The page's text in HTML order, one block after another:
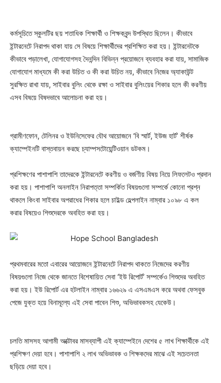
কর্মসূচিতে স্কুলটির ছয় শতাধিক শিক্ষার্থী ও শিক্ষকবৃন্দ উপস্থিত ছিলেন। কীভাবে
ইন্টারনেটে নিরাপদ থাকা যায় সে বিষয়ে শিক্ষার্থীদের প্রশিক্ষিত করা হয়। ইন্টারনেটকে
কীভাবে পড়ালেখা, যোগাযোগসহ দৈনন্দিন বিভিন্ন প্রয়োজনে ব্যবহার করা যায়, সামাজিক
যোগাযোগ মাধ্যমে কী করা উচিত ও কী করা উচিত নয়, কীভাবে নিজের অ্যাকাউন্ট
সুরক্ষিত রাখা যায়, সাইবার বুলিং থেকে রক্ষা ও সাইবার বুলিংয়ের শিকার হলে কী করণীয়
এসব বিষয়ে বিষদভাবে আলোচনা করা হয়।
গ্রামীণফোন, টেলিনর ও ইউনিসেফের যৌথ আয়োজনে ‘বি স্মার্ট, ইউজ হার্ট’ শীর্ষক
ক্যাম্পেইনটি বাস্তবায়ন করছে চ্যাম্পসটোয়েন্টিওয়ান ডটকম।
প্রশিক্ষণের পাশাপাশি তাদেরকে ইন্টারনেটে করণীয় ও বর্জণীয় বিষয় নিয়ে লিফলেটও প্রদান
করা হয়। পাশাপাশি অনলাইন নিরাপত্তা সম্পর্কিত বিষয়গুলো সম্পর্কে কোনো প্রশ্ন
থাকলে কিংবা সাইবার অপরাধের শিকার হলে চাইল্ড হেল্পলাইন নাম্বার ১০৯৮ এ কল
করার বিষয়েও শিশুদেরকে অবহিত করা হয়।
প্রথমবারের মতো এবারের আয়োজনে ইন্টারনেটে নিরাপদ থাকতে নিজেদের করণীয়
বিষয়গুলো নিজে থেকে জানতে বিশেষায়িত সেবা ‘ইউ রিপোর্ট’ সম্পর্কেও শিশুদের অবহিত
করা হয়। ইউ রিপোর্ট এর হটলাইন নাম্বার ১৬৬২৯ এ এসএমএস করে অথবা ফেসবুক
পেজে যুক্ত হয়ে বিনামূল্যে এই সেবা পাবেন শিশু, অভিভাবকসহ যেকেউ।
চলতি মাসসহ আগামী অক্টোবর মাসব্যাপী এই ক্যাম্পেইনে দেশের ৫ লাখ শিক্ষার্থীকে এই
প্রশিক্ষণ দেয়া হবে। পাশাপাশি ২ লাখ অভিভাবক ও শিক্ষকদের মাঝে এই সচেতনতা
ছড়িয়ে দেয়া হবে।